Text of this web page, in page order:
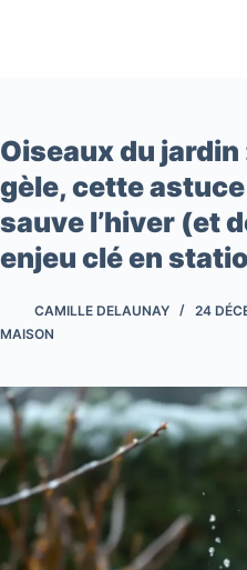
Oiseaux du jardin
gèle, cette
sauve l’hiver (et
enjeu clé en
CAMILLE DELAUNAY
24
MAISON